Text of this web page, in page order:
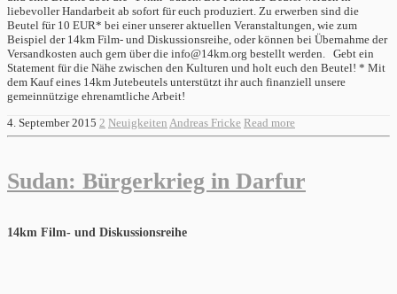
liebevoller Handarbeit ab sofort für euch produziert. Zu erwerben sind die
Beutel für 10 EUR* bei einer unserer aktuellen Veranstaltungen, wie zum
Beispiel der 14km Film- und Diskussionsreihe, oder können bei Übernahme der
Versandkosten auch gern über die info@14km.org bestellt werden. Gebt ein
Statement für die Nähe zwischen den Kulturen und holt euch den Beutel! * Mit
dem Kauf eines 14km Jutebeutels unterstützt ihr auch finanziell unsere
gemeinnützige ehrenamtliche Arbeit!
4. September 2015 2 Neuigkeiten Andreas Fricke Read more
Sudan: Bürgerkrieg in Darfur
14km Film- und Diskussionsreihe